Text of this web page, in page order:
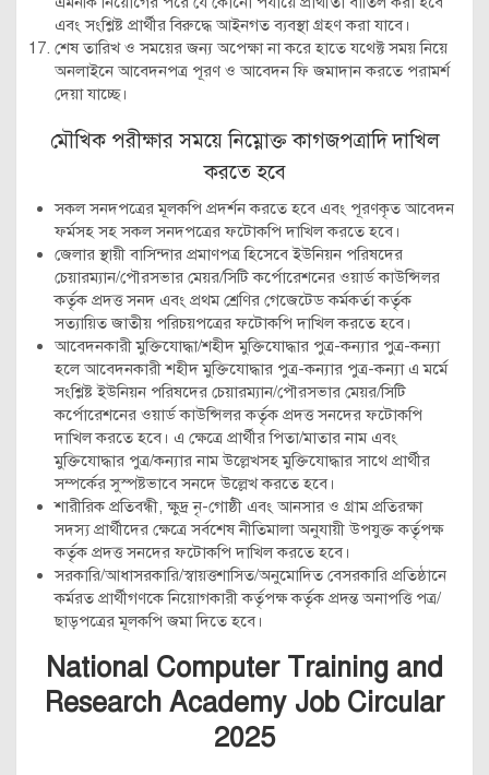
এবং সংশ্লিষ্ট প্রার্থীর বিরুদ্ধে আইনগত ব্যবস্থা গ্রহণ করা যাবে।
শেষ তারিখ ও সময়ের জন্য অপেক্ষা না করে হাতে যথেক্ট সময় নিয়ে
অনলাইনে আবেদনপত্র পূরণ ও আবেদন ফি জমাদান করতে পরামর্শ
দেয়া যাচ্ছে।
মৌখিক পরীক্ষার সময়ে নিম্নোক্ত কাগজপত্রাদি দাখিল
করতে হবে
সকল সনদপত্রের মূলকপি প্রদর্শন করতে হবে এবং পূরণকৃত আবেদন
ফর্মসহ সহ সকল সনদপত্রের ফটোকপি দাখিল করতে হবে।
জেলার স্থায়ী বাসিন্দার প্রমাণপত্র হিসেবে ইউনিয়ন পরিষদের
চেয়ারম্যান/পৌরসভার মেয়র/সিটি কর্পোরেশনের ওয়ার্ড কাউন্সিলর
কর্তৃক প্রদত্ত সনদ এবং প্রথম শ্রেণির গেজেটেড কর্মকর্তা কর্তৃক
সত্যায়িত জাতীয় পরিচয়পত্রের ফটোকপি দাখিল করতে হবে।
আবেদনকারী মুক্তিযোদ্ধা/শহীদ মুক্তিযোদ্ধার পুত্র-কন্যার পুত্র-কন্যা
হলে আবেদনকারী শহীদ মুক্তিযোদ্ধার পুত্র-কন্যার পুত্র-কন্যা এ মর্মে
সংশ্লিষ্ট ইউনিয়ন পরিষদের চেয়ারম্যান/পৌরসভার মেয়র/সিটি
কর্পোরেশনের ওয়ার্ড কাউন্সিলর কর্তৃক প্রদত্ত সনদের ফটোকপি
দাখিল করতে হবে। এ ক্ষেত্রে প্রার্থীর পিতা/মাতার নাম এবং
মুক্তিযোদ্ধার পুত্র/কন্যার নাম উল্লেখসহ মুক্তিযোদ্ধার সাথে প্রার্থীর
সম্পর্কের সুস্পষ্টভাবে সনদে উল্লেখ করতে হবে।
শারীরিক প্রতিবন্ধী, ক্ষুদ্র নৃ-গোষ্ঠী এবং আনসার ও গ্রাম প্রতিরক্ষা
সদস্য প্রার্থীদের ক্ষেত্রে সর্বশেষ নীতিমালা অনুযায়ী উপযুক্ত কর্তৃপক্ষ
কর্তৃক প্রদত্ত সনদের ফটোকপি দাখিল করতে হবে।
সরকারি/আধাসরকারি/স্বায়ত্তশাসিত/অনুমোদিত বেসরকারি প্রতিষ্ঠানে
কর্মরত প্রার্থীগণকে নিয়োগকারী কর্তৃপক্ষ কর্তৃক প্রদন্ত অনাপত্তি পত্র/
ছাড়পত্রের মূলকপি জমা দিতে হবে।
National Computer Training and
Research Academy Job Circular
2025